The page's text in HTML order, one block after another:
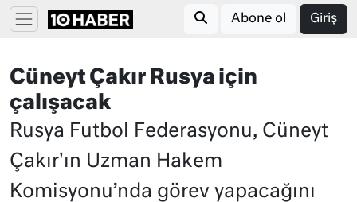
Abone ol Giriş
Cüneyt Çakır Rusya için
çalışacak
Rusya Futbol Federasyonu, Cüneyt
Çakır'ın Uzman Hakem
Komisyonu’nda görev yapacağını